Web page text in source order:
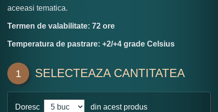
aceeasi tematica.
Termen de valabilitate: 72 ore
Temperatura de pastrare: +2/+4 grade Celsius
1 SELECTEAZA CANTITATEA
Doresc din acest produs